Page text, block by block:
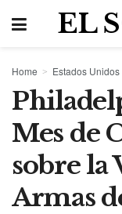
EL
Home Estados Unidos
Mes de
sobre la
Armas